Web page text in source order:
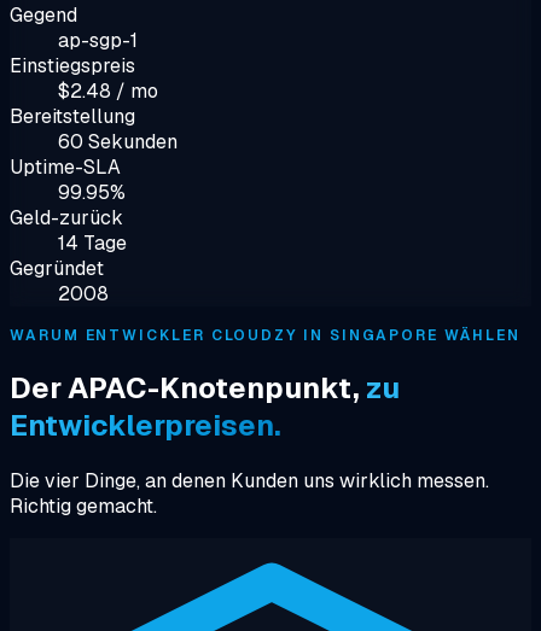
Gegend
ap-sgp-1
Einstiegspreis
$2.48 / mo
Bereitstellung
60 Sekunden
Uptime-SLA
99.95%
Geld-zurück
14 Tage
Gegründet
2008
WARUM ENTWICKLER CLOUDZY IN SINGAPORE WÄHLEN
Der APAC-Knotenpunkt, zu
Entwicklerpreisen.
Die vier Dinge, an denen Kunden uns wirklich messen.
Richtig gemacht.